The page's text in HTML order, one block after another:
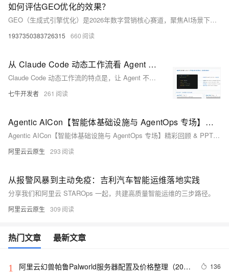
如何评估GEO优化的效果？
GEO（生成式引擎优化）是2026年数字营销核心赛道，聚焦AI场景下品牌曝光、信息准确与商业转化的量化评估。区别于传统SEO，其构建覆盖“AI可见—信息准确—用户转化—合规生态”的六维指标体系，强调数据可追踪、结果可验证、策略可迭代，助力企业实现AI流量高效转化。（239字）
1937350383726315 660
从 Claude Code 动态工作流看 Agent Harness 设计
Claude Code 动态工作流的特点是，让 Agent 不只是在一个对话里完成任务，而是可以为当前任务临时搭出一套执行框架。当我们理解了这套执行框架，也就能更好地理解 Agent Harness 是什么，它到底在解决什么问题。
七牛开发者 261
Agentic AICon【智能体基础设施与 AgentOps 专场】精彩回顾 & PPT 下载
Agentic AICon【智能体基础设施与 AgentOps 专场】精彩回顾 & PPT 下载。
阿里云云原生 293
从报警风暴到主动免疫：吉利汽车智能运维落地实践
分享我们和阿里云 STAROps 一起，共建高质量智能运维的三步路径。
阿里云云原生 309
热门文章 最新文章
1
阿里云幻兽帕鲁Palworld服务器配置及价格整理（2024
136